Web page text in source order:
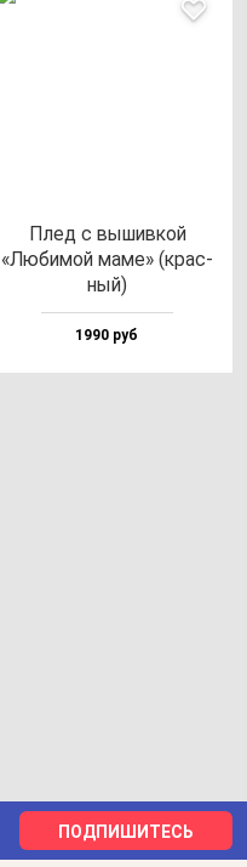
Плед с вы­шив­кой
«Люби­мой ма­ме» (крас­
ный)
1990 руб
ПОДПИШИТЕСЬ